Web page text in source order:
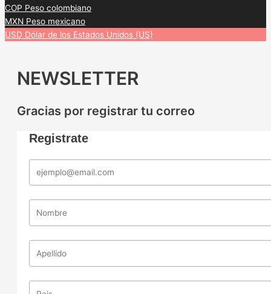
COP Peso colombiano
MXN Peso mexicano
USD Dólar de los Estados Unidos (US)
NEWSLETTER
Gracias por registrar tu correo
Registrate